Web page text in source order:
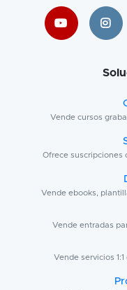
Vende cursos
Ofrece suscripciones
Vende ebooks,
Vende entradas
Vende servicios